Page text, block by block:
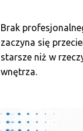
Brak
zaczyna się
starsze niż w
wnętrza.